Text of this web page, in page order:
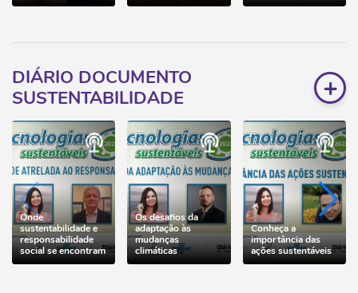
DIÁRIO DOCUMENTO
SUSTENTABILIDADE
+
Onde
sustentabilidade e
responsabilidade
social se encontram
Os desafios da
adaptação às
mudanças
climáticas
Conheça a
importância das
ações sustentáveis